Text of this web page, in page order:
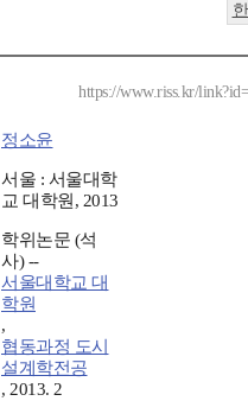
https://www.riss.kr/
정소윤
서울 : 서울대학
교 대학원, 2013
학위논문 (석
사) --
서울대학교 대
학원
,
협동과정 도시
설계학전공
, 2013. 2